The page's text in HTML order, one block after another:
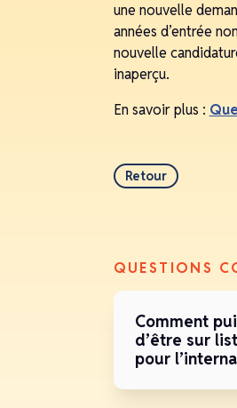
une nouvelle
années d’entrée
nouvelle
inaperçu.
En savoir plus :
Retour
QUESTIONS
Comment
d’être sur
pour